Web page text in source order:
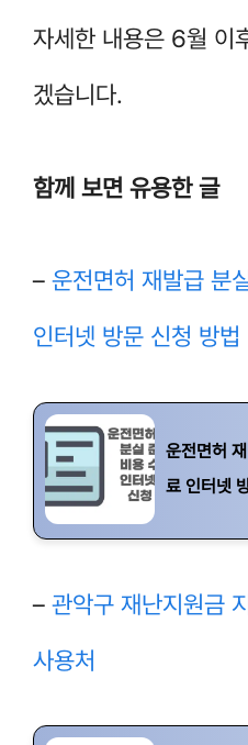
자세한 내용은 6월 이
겠습니다.
함께 보면 유용한 글
– 운전면허 재발급 분
인터넷 방문 신청 방법
운전면허
료 인터넷
– 관악구 재난지원금
사용처